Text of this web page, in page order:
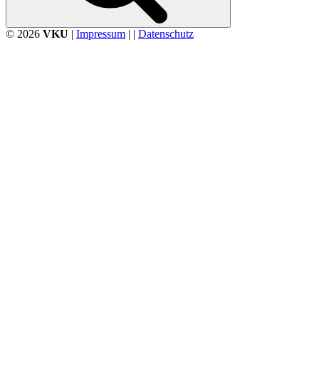
© 2026 VKU | Impressum | | Datenschutz